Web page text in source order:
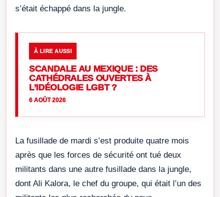
s’était échappé dans la jungle.
À LIRE AUSSI
SCANDALE AU MEXIQUE : DES
CATHÉDRALES OUVERTES À
L’IDÉOLOGIE LGBT ?
6 AOÛT 2026
La fusillade de mardi s’est produite quatre mois
après que les forces de sécurité ont tué deux
militants dans une autre fusillade dans la jungle,
dont Ali Kalora, le chef du groupe, qui était l’un des